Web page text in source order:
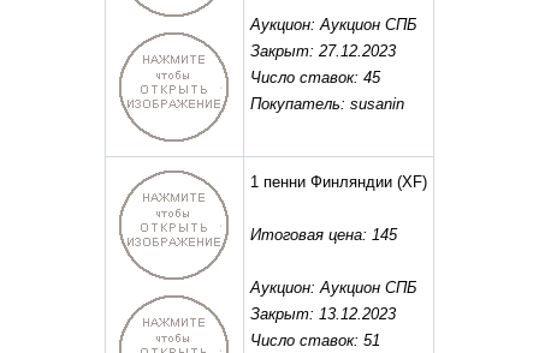
Аукцион: Аукцион СПБ
Закрыт: 27.12.2023
Число ставок: 45
Покупатель: susanin
1 пенни Финляндии (XF)
Итоговая цена: 145
Аукцион: Аукцион СПБ
Закрыт: 13.12.2023
Число ставок: 51